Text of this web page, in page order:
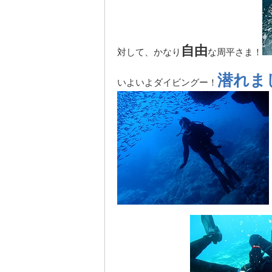
対して、かなり 自由な周平さま！
いよいよダイビングー！ 潜れま